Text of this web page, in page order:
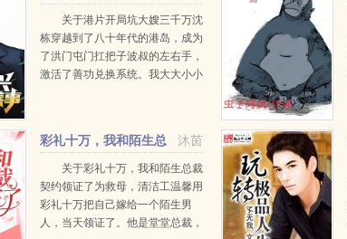
嫂三千万
关于港片开局坑大嫂三千万沈
栋穿越到了八十年代的港岛，成为
了洪门屯门扛把子波叔的左右手，
激活了善功兑换系统。我大大小小
100...
沐茵
彩礼十万，我和陌生总
裁契约领证了
关于彩礼十万，我和陌生总裁
契约领证了为救母，清洁工温馨用
彩礼十万把自己嫁给一个陌生男
人，当天领证了。他是堂堂总裁，